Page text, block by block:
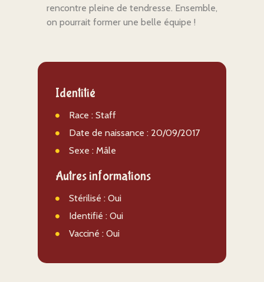
rencontre pleine de tendresse. Ensemble,
on pourrait former une belle équipe !
Identitié
Race : Staff
Date de naissance : 20/09/2017
Sexe : Mâle
Autres informations
Stérilisé : Oui
Identifié : Oui
Vacciné : Oui